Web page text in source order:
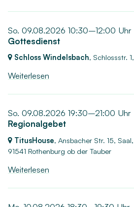
So. 09.08.2026 10:30–12:00 Uhr
Gottesdienst
Schloss Windelsbach, Schlossstr. 1,
Weiterlesen
So. 09.08.2026 19:30–21:00 Uhr
Regionalgebet
TitusHouse, Ansbacher Str. 15, Saal,
91541 Rothenburg ob der Tauber
Weiterlesen